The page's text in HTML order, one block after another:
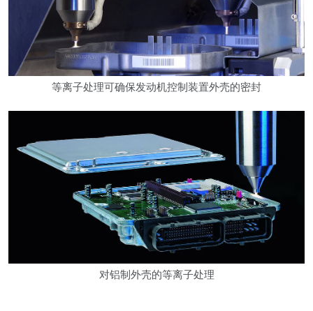
等离子处理可确保发动机控制装置外壳的密封
对铝制外壳的等离子处理